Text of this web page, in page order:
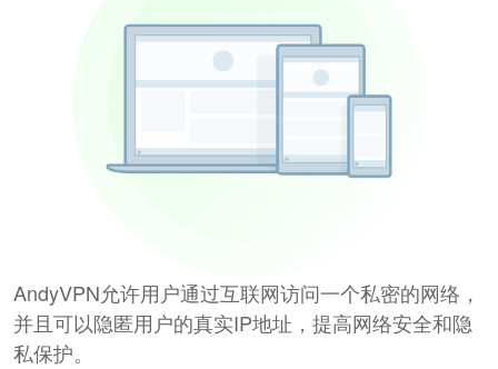
AndyVPN允许用户通过互联网访问一个私密的网络，
并且可以隐匿用户的真实IP地址，提高网络安全和隐
私保护。